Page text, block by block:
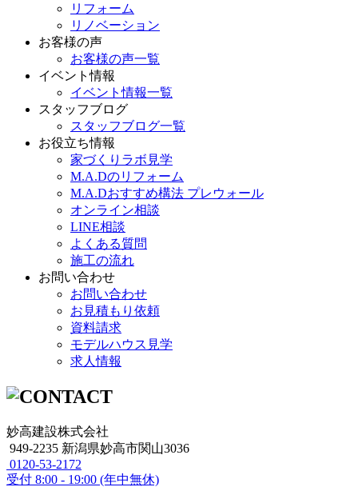
リフォーム
リノベーション
お客様の声
お客様の声一覧
イベント情報
イベント情報一覧
スタッフブログ
スタッフブログ一覧
お役立ち情報
家づくりラボ見学
M.A.Dのリフォーム
M.A.Dおすすめ構法 プレウォール
オンライン相談
LINE相談
よくある質問
施工の流れ
お問い合わせ
お問い合わせ
お見積もり依頼
資料請求
モデルハウス見学
求人情報
妙高建設株式会社
949-2235 新潟県妙高市関山3036
0120-53-2172
受付 8:00 - 19:00 (年中無休)